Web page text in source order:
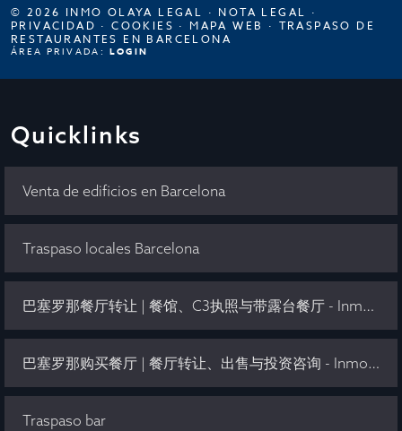
© 2026 INMO OLAYA LEGAL · NOTA LEGAL ·
PRIVACIDAD ·COOKIES · MAPA WEB · TRASPASO DE
RESTAURANTES EN BARCELONA
ÁREA PRIVADA: LOGIN
Quicklinks
Venta de edificios en Barcelona
Traspaso locales Barcelona
巴塞罗那餐厅转让 | 餐馆、C3执照与带露台餐厅 - Inmo Olaya
巴塞罗那购买餐厅 | 餐厅转让、出售与投资咨询 - Inmo Olaya
Traspaso bar